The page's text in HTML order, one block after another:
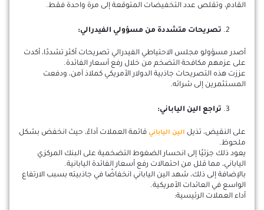
القادم، وتقلص عدد التخفيضات المتوقعة إلى مرة واحدة فقط.
تصريحات متشددة من مسؤولي الفيدرالي:
أصدر مسؤولو مجلس الاحتياطي الفيدرالي تصريحات أكثر تشددًا، أكدت
على عزمهم مكافحة التضخم من خلال رفع أسعار الفائدة.
عززت هذه التصريحات جاذبية الدولار الأمريكي كملاذ آمن، ودفعت
المستثمرين إلى شرائه.
تراجع الين الياباني:
على النقيض، تذيل الين الياباني قائمة العملات أداءً، حيث انخفض بشكل
ملحوظ.
يعود ذلك جزئيًا إلى انحسار الضغوط التضخمية على البنك المركزي
الياباني، مما قلل من احتمالات رفع أسعار الفائدة اليابانية.
بالإضافة إلى ذلك، شهد الين الياباني انخفاضًا في جاذبيته بسبب الارتفاع
الواسع في العائدات الأمريكية.
أداء العملات الرئيسية: